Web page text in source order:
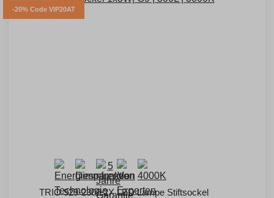
-20% Code VIP20AT
TRIO 929-2300 2X LED Lampe Stiftsockel